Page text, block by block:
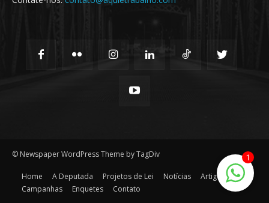
© Newspaper WordPress Theme by TagDiv
Home A Deputada Projetos de Lei Notícias
Artigos
Campanhas
Enquetes Contato
1